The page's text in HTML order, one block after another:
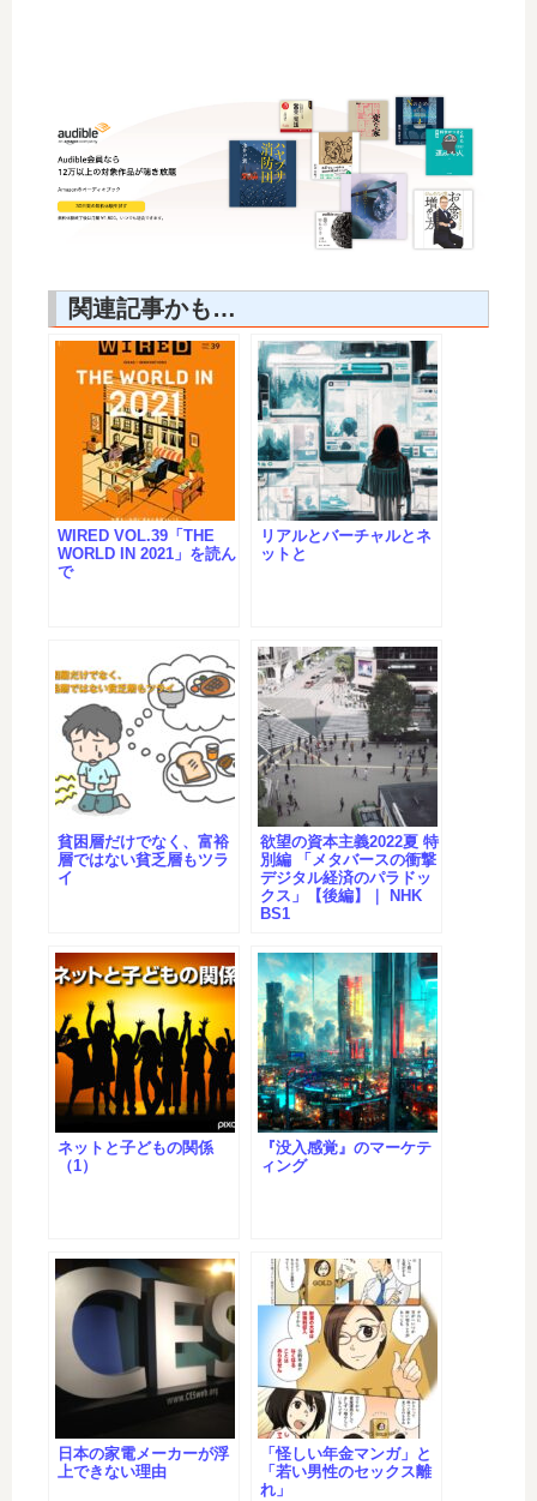
関連記事かも…
WIRED VOL.39「THE
WORLD IN 2021」を読ん
で
リアルとバーチャルとネ
ットと
貧困層だけでなく、富裕
層ではない貧乏層もツラ
イ
欲望の資本主義2022夏 特
別編 「メタバースの衝撃
デジタル経済のパラドッ
クス」【後編】｜ NHK
BS1
ネットと子どもの関係
（1）
『没入感覚』のマーケテ
ィング
日本の家電メーカーが浮
上できない理由
「怪しい年金マンガ」と
「若い男性のセックス離
れ」